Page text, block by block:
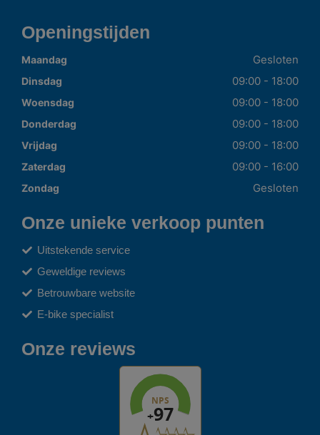
Openingstijden
Maandag Gesloten
Dinsdag 09:00 - 18:00
Woensdag 09:00 - 18:00
Donderdag 09:00 - 18:00
Vrijdag 09:00 - 18:00
Zaterdag 09:00 - 16:00
Zondag Gesloten
Onze unieke verkoop punten
Uitstekende service
Geweldige reviews
Betrouwbare website
E-bike specialist
Onze reviews